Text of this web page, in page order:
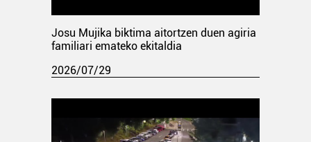
Josu Mujika biktima aitortzen duen agiria
familiari emateko ekitaldia
2026/07/29